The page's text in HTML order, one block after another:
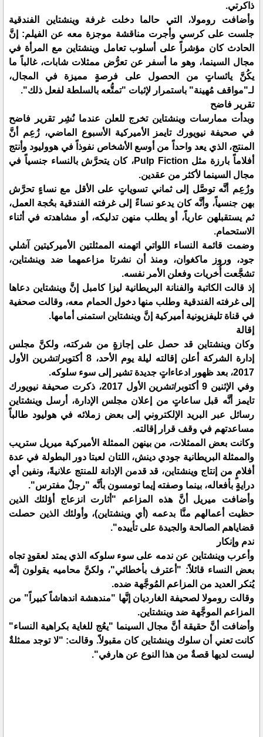
ذاكرتي.
وأضافت رومولا، التي حالما دخلت غرفة وينشتاين الفندقية
جلست على كرسي وأجرت مناقشة موجزة معه عن الفيلم: إنَّ
الحادث كان مؤشراً على أسلوب تعامل وينشتاين مع المرأة في
مجال السينما، وهو ما أسفر عن تعرُّض ممثلات شابات، غالباً ما
يكُنَّ يائساتٍ من الحصول على فرصةٍ مميزة في المجال،
لـ"مواقف مُهينة" باستمرار لإثبات "تمتُّعه بالسلطة لفعل ذلك".
تقرير فاضح
وبدأت ممارسات وينشتاين تخرج للعلن عندما نُشِر تقرير فاضح
في صحيفة نيويورك تايمز الأميركية الأسبوع الماضي، زُعِم أنَّ
المنتج، الذي يعد واحداً من أوسع الأشخاص نفوذاً في هووليود وأنتج
أفلاماً بارزة مثل Pulp Fiction، كان يتحرَّش بالنساء جنسياً في
مجال السينما لأكثر من عقدين.
وزُعِم أنَّه توصَّل إلى ثماني تسوياتٍ على الأقل مع نساءٍ تحرَّش
بهن جنسياً، وأنَّه كان يدعو نساءً إلى غرفته الفندقية بحُجة العمل،
ثم يستقبلهن عارياً، أو يطلب منهن تدليكه، أو مشاهدته في أثناء
الاستحمام.
وضمت قائمة النساء اللواتي اتهمنه الممثلتين الأميركيتين آشلي
جود، وروز ماكغوان، ومنذ أن نشرتا مزاعمهما ضد وينشتاين،
تشجَّعت أُخريات وفعلن الأمر نفسه.
إذ قالت الكاتبة والفنانة البريطانية ليزا كامبل إنَّ وينشتاين دعاها
إلى غرفته الفندقية وطلب منها دخول الحمام معه، وقالت صحفية
في قناة تليفزيونية أميركية إنَّ وينشتاين استمنى أمامها.
إقالة
وكان وينشتاين قد حصل على إجازةٍ من شركته، ولكنَّ مجلس
إدارة الشركة أعلن إقالته ليلة يوم الأحد، 8 أكتوبر/تشرين الأول
2017، بعد ظهور ادعاءاتٍ جديدة تشير إلى سوء سلوكه.
وفي الإثنين 9 أكتوبر/تشرين الأول 2017، ذكرت صحيفة نيويورك
تايمز أنَّه قبل ساعاتٍ من إعلان مجلس الإدارة، أرسل وينشتاين
رسائل عبر البريد الإلكتروني إلى بعض زملائه في هوليود طالباً
مساعدتهم في وقف قرار إقالته.
وكانت بعض الممثلات، من بينهن الممثلة الأميركية ميريل ستريب
والممثلة البريطانية جودي دينش، اللتان لعبتا دور البطولة في عدة
أفلامٍ من إنتاج وينشتاين، قد قدمن الإدانة للمنتج علانيةً، ونفين أي
درايةٍ بأفعاله، بينما وصفته إيما تومسون بأنَّه "رجلٌ مفترس".
وأضافت ميريل أنَّ هذه المزاعم "أثارت انزعاج أؤلئك الذين
حظيت أعمالهم منَّا بدعمه (أي وينشتاين)، وأولئك الذين حصلت
قضاياهم الصالحة والجيدة على تأييده".
ندم وإنكار
وأعرب وينشتاين عن ندمه على سوء سلوكه الذي يمتد لعقودٍ تجاه
بعض النساء قائلاً: "أعترف بأخطائي"، ولكنَّ محاميه يقولون إنَّه
يُنكر العديد من المزاعم المُوجَّهة ضده.
وقالت رومولا لصحيفة الغارديان إنَّها "مندهشة اندهاشاً كبيراً" من
المزاعم الموجَّهة ضد وينشتاين.
وأضافت أنَّ حقيقة أنَّ مجال السينما "يعُج للغاية بكراهية النساء"
كانت تعني أن سلوك وينشتاين كان مقبولاً. وقالت: "لا توجد ممثلةٌ
ليست لديها قصةٌ من هذا النوع عن هارفي".